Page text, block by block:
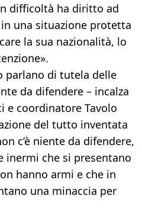
difficoltà ha diritto ad
una situazione protetta
la sua nazionalità, lo
parlano di tutela delle
da difendere – incalza
e coordinatore Tavolo
del tutto inventata
c’è niente da difendere,
inermi che si presentano
hanno armi e che in
una minaccia per